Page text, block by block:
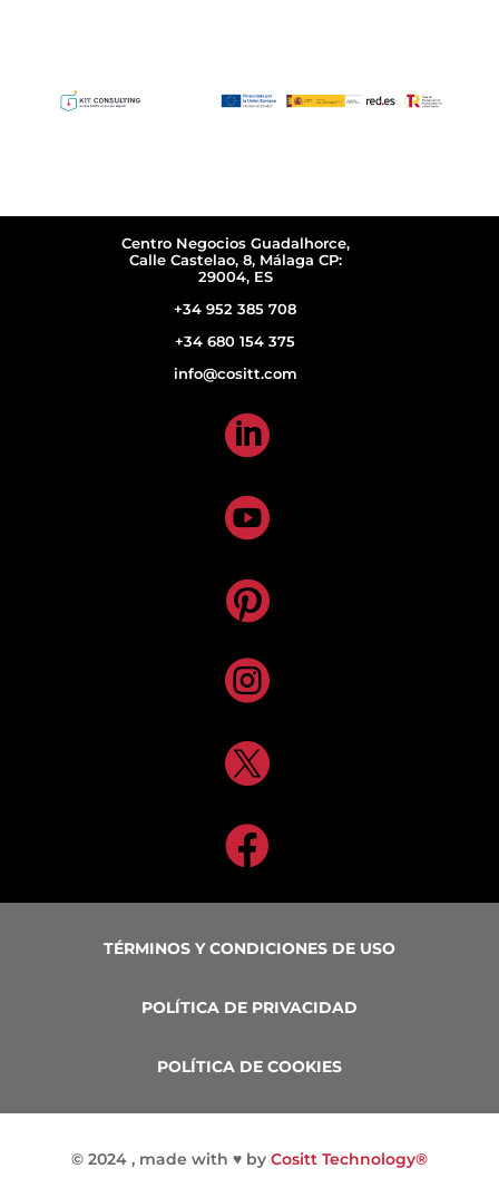
Centro Negocios Guadalhorce,
Calle Castelao, 8, Málaga CP:
29004, ES
+34 952 385 708
+34 680 154 375
info@cositt.com






TÉRMINOS Y CONDICIONES DE USO
POLÍTICA DE PRIVACIDAD
POLÍTICA DE COOKIES
© 2024 , made with ♥by Cositt Technology®